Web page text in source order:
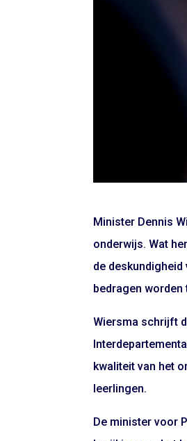
Minister Dennis
onderwijs. Wat
de
bedragen
Wiersma schrijft
kwaliteit van het
leerlingen.
De minister voor